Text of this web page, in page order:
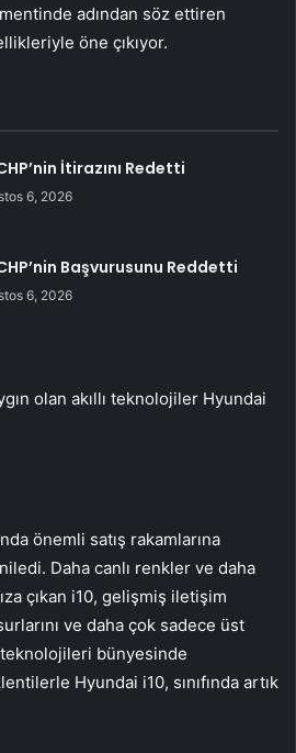
adından söz ettiren
öne çıkıyor.
İtirazını Redetti
6, 2026
Başvurusunu Reddetti
6, 2026
olan akıllı teknolojiler Hyundai
önemli satış rakamlarına
Daha canlı renkler ve daha
çıkan i10, gelişmiş iletişim
ve daha çok sadece üst
bünyesinde
Hyundai i10, sınıfında artık